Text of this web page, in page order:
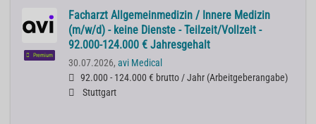
Premium
Facharzt Allgemeinmedizin / Innere Medizin
(m/w/d) - keine Dienste - Teilzeit/Vollzeit -
92.000-124.000 € Jahresgehalt
30.07.2026, avi Medical
92.000 - 124.000 € brutto / Jahr (Arbeitgeberangabe)
Stuttgart